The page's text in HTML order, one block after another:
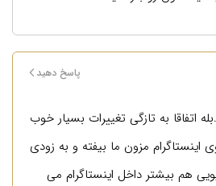
پاسخ دهید
اتفاقا به تازگی تغییرات بسیار خوب
اینستاگرام مزون ما بیفته و به زودی
هم بیشتر داخل اینستاگرام می